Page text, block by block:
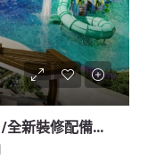
【屯門 NOVO Land】放租 / 2房 /全新裝修配備齊全